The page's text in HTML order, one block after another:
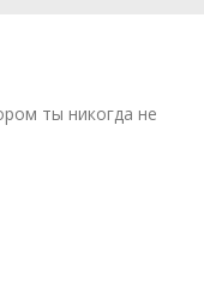
ты никогда не